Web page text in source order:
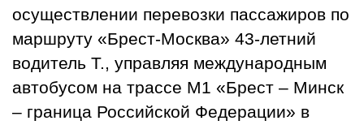
осуществлении перевозки пассажиров по
маршруту «Брест-Москва» 43-летний
водитель Т., управляя международным
автобусом на трассе М1 «Брест – Минск
– граница Российской Федерации» в